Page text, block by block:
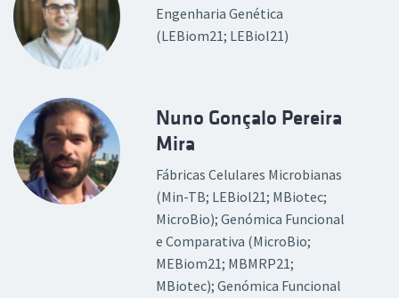
Engenharia Genética
(LEBiom21; LEBiol21)
Nuno Gonçalo Pereira
Mira
Fábricas Celulares Microbianas
(Min-TB; LEBiol21; MBiotec;
MicroBio); Genómica Funcional
e Comparativa (MicroBio;
MEBiom21; MBMRP21;
MBiotec); Genómica Funcional